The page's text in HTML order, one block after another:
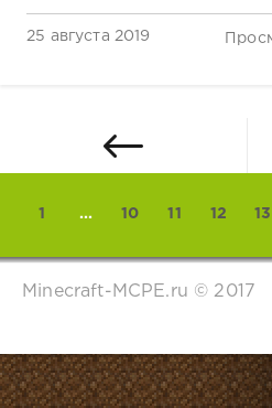
25 августа 2019
1 ... 10 11 12 13
Minecraft-MCPE.ru © 2017